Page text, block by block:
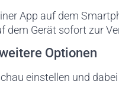
App auf dem
dem Gerät sofort zur
Optionen
einstellen und